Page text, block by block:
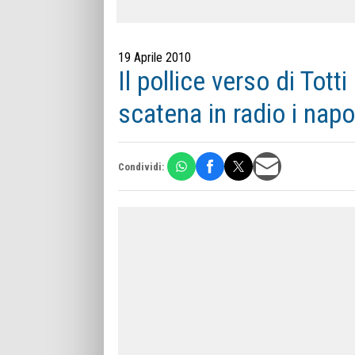
19 Aprile 2010
Il pollice verso di Totti
scatena in radio i
Condividi: